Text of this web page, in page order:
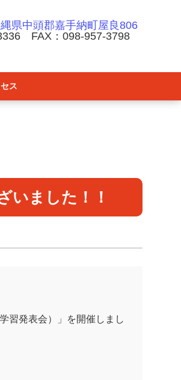
県中頭郡嘉手納町屋良806
FAX：098-957-3798
ス
いました！！
習発表会）」を開催しまし